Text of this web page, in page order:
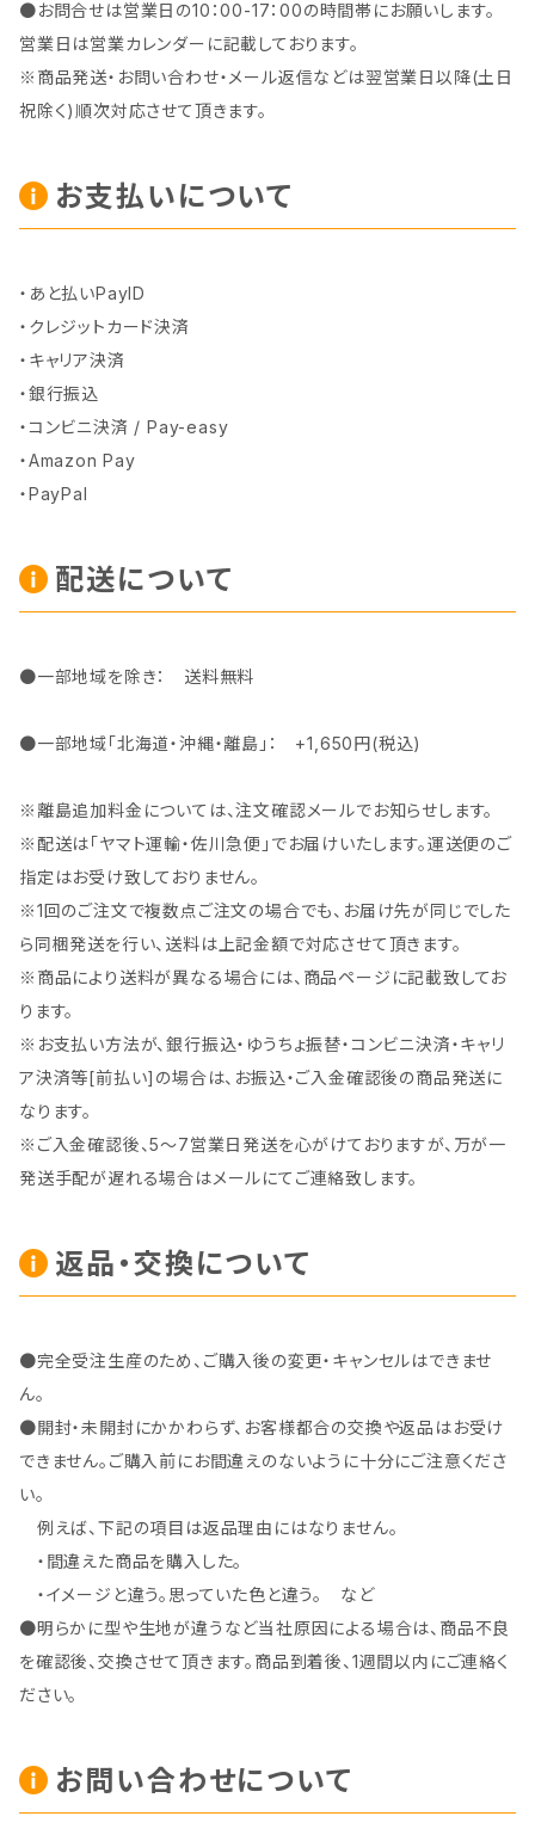
●お問合せは営業日の10：00-17：00の時間帯にお願いします。
営業日は営業カレンダーに記載しております。
※商品発送・お問い合わせ・メール返信などは翌営業日以降(土日
祝除く)順次対応させて頂きます。
お支払いについて
・あと払いPayID
・クレジットカード決済
・キャリア決済
・銀行振込
・コンビニ決済 / Pay-easy
・Amazon Pay
・PayPal
配送について
●一部地域を除き： 送料無料
●一部地域「北海道・沖縄・離島」： +1,650円(税込)
※離島追加料金については、注文確認メールでお知らせします。
※配送は「ヤマト運輸・佐川急便」でお届けいたします。運送便のご
指定はお受け致しておりません。
※1回のご注文で複数点ご注文の場合でも、お届け先が同じでした
ら同梱発送を行い、送料は上記金額で対応させて頂きます。
※商品により送料が異なる場合には、商品ページに記載致してお
ります。
※お支払い方法が、銀行振込・ゆうちょ振替・コンビニ決済・キャリ
ア決済等[前払い]の場合は、お振込・ご入金確認後の商品発送に
なります。
※ご入金確認後、5～7営業日発送を心がけておりますが、万が一
発送手配が遅れる場合はメールにてご連絡致します。
返品・交換について
●完全受注生産のため、ご購入後の変更・キャンセルはできませ
ん。
●開封・未開封にかかわらず、お客様都合の交換や返品はお受け
できません。ご購入前にお間違えのないように十分にご注意くださ
い。
例えば、下記の項目は返品理由にはなりません。
・間違えた商品を購入した。
・イメージと違う。思っていた色と違う。 など
●明らかに型や生地が違うなど当社原因による場合は、商品不良
を確認後、交換させて頂きます。商品到着後、1週間以内にご連絡く
ださい。
お問い合わせについて